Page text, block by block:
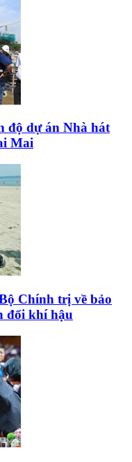
độ dự án Nhà hát
Mai
Chính trị về bảo
đổi khí hậu